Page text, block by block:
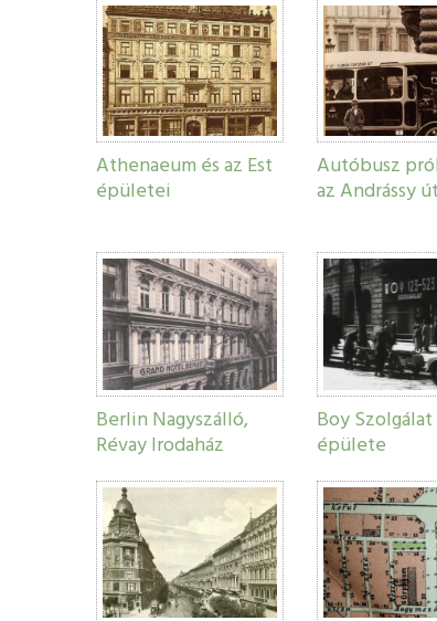
Athenaeum és az Est
épületei
Autóbusz
az Andrássy
Berlin Nagyszálló,
Révay Irodaház
Boy Szolgálat
épülete